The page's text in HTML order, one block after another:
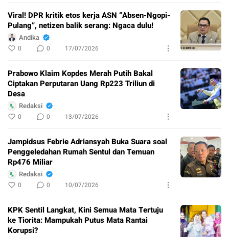
Viral! DPR kritik etos kerja ASN “Absen-Ngopi-
Pulang”, netizen balik serang: Ngaca dulu!
Andika
0 0 17/07/2026
Prabowo Klaim Kopdes Merah Putih Bakal
Ciptakan Perputaran Uang Rp223 Triliun di
Desa
Redaksi
0 0 13/07/2026
Jampidsus Febrie Adriansyah Buka Suara soal
Penggeledahan Rumah Sentul dan Temuan
Rp476 Miliar
Redaksi
0 0 10/07/2026
KPK Sentil Langkat, Kini Semua Mata Tertuju
ke Tiorita: Mampukah Putus Mata Rantai
Korupsi?